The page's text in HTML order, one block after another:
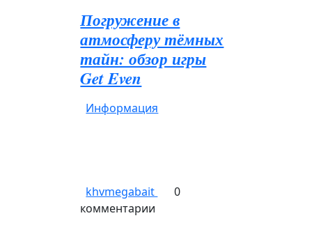
Погружение в
атмосферу тёмных
тайн: обзор игры
Get Even
Информация
khvmegabait
0
комментарии